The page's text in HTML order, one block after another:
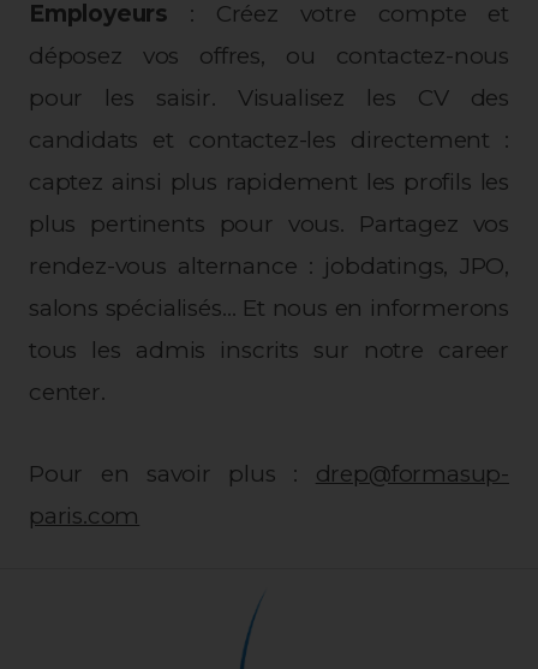
Employeurs : Créez votre compte et
déposez vos offres, ou contactez-nous
pour les saisir. Visualisez les CV des
candidats et contactez-les directement :
captez ainsi plus rapidement les profils les
plus pertinents pour vous. Partagez vos
rendez-vous alternance : jobdatings, JPO,
salons spécialisés… Et nous en informerons
tous les admis inscrits sur notre career
center.
Pour en savoir plus : drep@formasup-
paris.com